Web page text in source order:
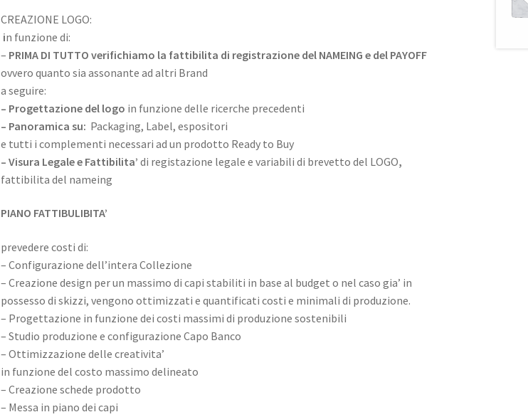
CREAZIONE LOGO:
in funzione di:
– PRIMA DI TUTTO verifichiamo la fattibilita di registrazione del NAMEING e del PAYOFF
ovvero quanto sia assonante ad altri Brand
a seguire:
– Progettazione del logo in funzione delle ricerche precedenti
– Panoramica su: Packaging, Label, espositori
e tutti i complementi necessari ad un prodotto Ready to Buy
– Visura Legale e Fattibilita’ di registazione legale e variabili di brevetto del LOGO,
fattibilita del nameing
PIANO FATTIBULIBITA’
prevedere costi di:
– Configurazione dell’intera Collezione
– Creazione design per un massimo di capi stabiliti in base al budget o nel caso gia’ in
possesso di skizzi, vengono ottimizzati e quantificati costi e minimali di produzione.
– Progettazione in funzione dei costi massimi di produzione sostenibili
– Studio produzione e configurazione Capo Banco
– Ottimizzazione delle creativita’
in funzione del costo massimo delineato
– Creazione schede prodotto
– Messa in piano dei capi